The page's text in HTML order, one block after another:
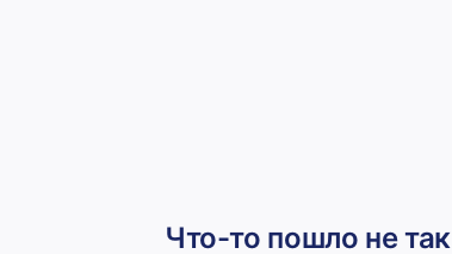
Что-то пошло не так